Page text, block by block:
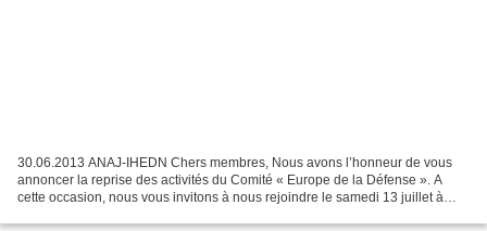
30.06.2013 ANAJ-IHEDN Chers membres, Nous avons l’honneur de vous
annoncer la reprise des activités du Comité « Europe de la Défense ». A
cette occasion, nous vous invitons à nous rejoindre le samedi 13 juillet à